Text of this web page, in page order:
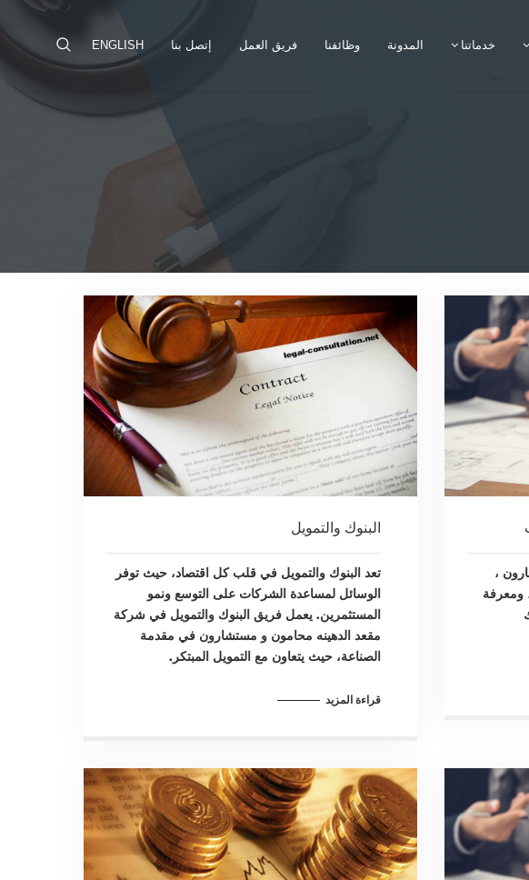
خدماتنا المدونة وظائفنا فريق العمل إتصل بنا ENGLISH
،
ومعرفة
البنوك والتمويل
تعد البنوك والتمويل في قلب كل اقتصاد، حيث توفر
الوسائل لمساعدة الشركات على التوسع ونمو
المستثمرين. يعمل فريق البنوك والتمويل في شركة
مقعد الدهينه محامون و مستشارون في مقدمة
الصناعة، حيث يتعاون مع التمويل المبتكر.
قراءة المزيد